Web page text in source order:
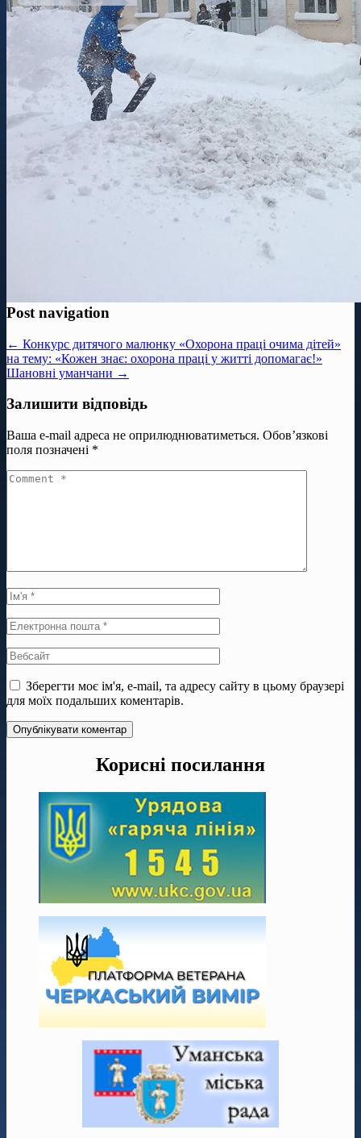
Post navigation
← Конкурс дитячого малюнку «Охорона праці очима дітей»
на тему: «Кожен знає: охорона праці у житті допомагає!»
Шановні уманчани →
Залишити відповідь
Ваша e-mail адреса не оприлюднюватиметься. Обов’язкові
поля позначені *
Зберегти моє ім'я, e-mail, та адресу сайту в цьому браузері
для моїх подальших коментарів.
Корисні посилання